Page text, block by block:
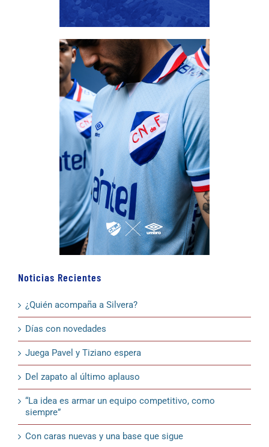
Noticias Recientes
¿Quién acompaña a Silvera?
Días con novedades
Juega Pavel y Tiziano espera
Del zapato al último aplauso
“La idea es armar un equipo competitivo, como
siempre”
Con caras nuevas y una base que sigue